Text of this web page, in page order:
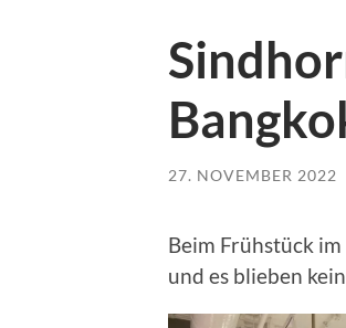
27. NOVEMBER 2022
Beim Frühstück
und es blieben